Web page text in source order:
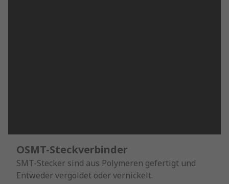
OSMT-Steckverbinder
SMT-Stecker sind aus Polymeren gefertigt und
Entweder vergoldet oder vernickelt.